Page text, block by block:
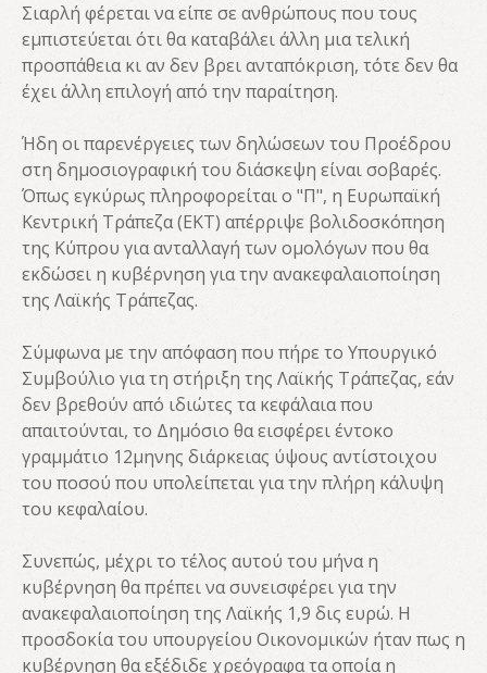
Σιαρλή φέρεται να είπε σε ανθρώπους που τους
εμπιστεύεται ότι θα καταβάλει άλλη μια τελική
προσπάθεια κι αν δεν βρει ανταπόκριση, τότε δεν θα
έχει άλλη επιλογή από την παραίτηση.
Ήδη οι παρενέργειες των δηλώσεων του Προέδρου
στη δημοσιογραφική του διάσκεψη είναι σοβαρές.
Όπως εγκύρως πληροφορείται ο "Π", η Ευρωπαϊκή
Κεντρική Τράπεζα (ΕΚΤ) απέρριψε βολιδοσκόπηση
της Κύπρου για ανταλλαγή των ομολόγων που θα
εκδώσει η κυβέρνηση για την ανακεφαλαιοποίηση
της Λαϊκής Τράπεζας.
Σύμφωνα με την απόφαση που πήρε το Υπουργικό
Συμβούλιο για τη στήριξη της Λαϊκής Τράπεζας, εάν
δεν βρεθούν από ιδιώτες τα κεφάλαια που
απαιτούνται, το Δημόσιο θα εισφέρει έντοκο
γραμμάτιο 12μηνης διάρκειας ύψους αντίστοιχου
του ποσού που υπολείπεται για την πλήρη κάλυψη
του κεφαλαίου.
Συνεπώς, μέχρι το τέλος αυτού του μήνα η
κυβέρνηση θα πρέπει να συνεισφέρει για την
ανακεφαλαιοποίηση της Λαϊκής 1,9 δις ευρώ. Η
προσδοκία του υπουργείου Οικονομικών ήταν πως η
κυβέρνηση θα εξέδιδε χρεόγραφα τα οποία η